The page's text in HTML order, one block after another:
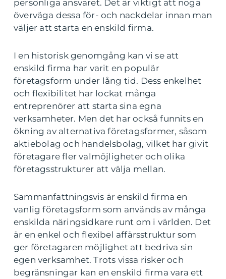
personliga ansvaret. Det är viktigt att noga
överväga dessa för- och nackdelar innan man
väljer att starta en enskild firma.
I en historisk genomgång kan vi se att
enskild firma har varit en populär
företagsform under lång tid. Dess enkelhet
och flexibilitet har lockat många
entreprenörer att starta sina egna
verksamheter. Men det har också funnits en
ökning av alternativa företagsformer, såsom
aktiebolag och handelsbolag, vilket har givit
företagare fler valmöjligheter och olika
företagsstrukturer att välja mellan.
Sammanfattningsvis är enskild firma en
vanlig företagsform som används av många
enskilda näringsidkare runt om i världen. Det
är en enkel och flexibel affärsstruktur som
ger företagaren möjlighet att bedriva sin
egen verksamhet. Trots vissa risker och
begränsningar kan en enskild firma vara ett